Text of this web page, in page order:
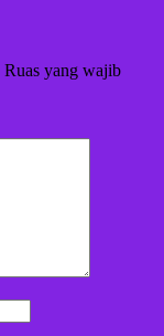
Ruas yang wajib